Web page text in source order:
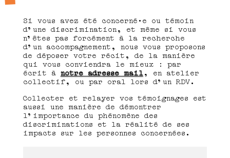
Si vous avez été concerné·e ou témoin
d’une discrimination, et même si vous
n’êtes pas forcément à la recherche
d’un accompagnement, nous vous proposons
de déposer votre récit, de la manière
qui vous conviendra le mieux : par
écrit à notre adresse mail , en atelier
collectif, ou par oral lors d’un RDV.
Collecter et relayer vos témoignages est
aussi une manière de démontrer
l’importance du phénomène des
discriminations et la réalité de ses
impacts sur les personnes concernées.